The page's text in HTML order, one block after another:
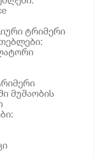
ტრიმერი
მუშაობის